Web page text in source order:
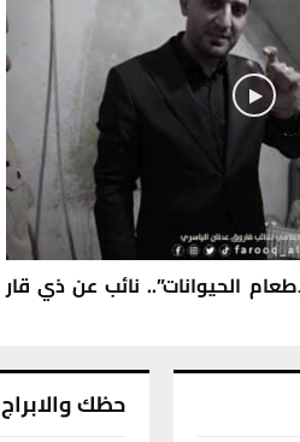
الحيوانات”.. نائب عن ذي قار
حظك والابراج